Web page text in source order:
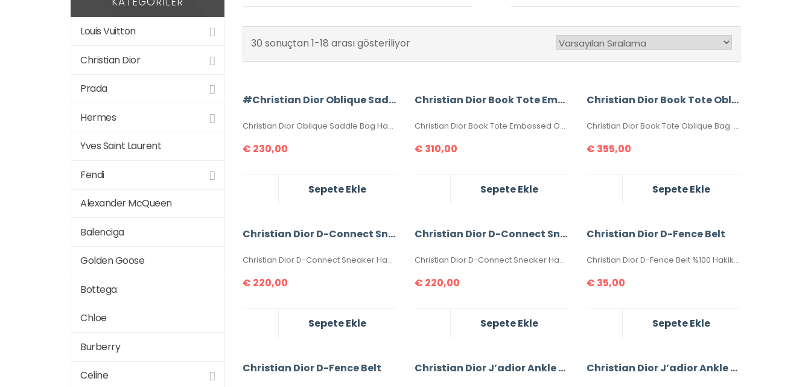
Louis Vuitton
Christian Dior
Prada
Hermes
Yves Saint Laurent
Fendi
Alexander McQueen
Balenciga
Golden Goose
Bottega
Chloe
Burberry
Celine
30 sonuçtan 1-18 arası gösteriliyor
#Christian Dior Oblique Saddle Bag
Christian Dior Oblique Saddle Bag Hakiki Deri. Aksesuarları eskitme, altın rengi, birinci sınıfdır, seri numaralıdır. Elde, kolda, omuzda veya çapraz taşımaya uygundur. Ebatı 25x20x6 cm dir. Kutulu, toz torbalı, sertifikalıdır. Uzun askı ile birlikte takımdır.
€ 230,00
Sepete Ekle
Christian Dior Book Tote Embossed Oblique Bag
Christian Dior Book Tote Embossed Oblique Bag %100 Hakiki Deri. En üst kalite, birebir üründür.Ebatı 41×32 cm dir.Toz torbalı ve sertifikalıdır.
€ 310,00
Sepete Ekle
Christian Dior Book Tote Oblique Bag
Christian Dior Book Tote Oblique Bag. En üst kalite, birebir üründür. Tamamı nakıştır, seri numaralıdır. Ebatı 41×32 cm dir. Toz torbalı, sertifikalıdır.
€ 355,00
Sepete Ekle
Christian Dior D-Connect Sneaker
Christian Dior D-Connect Sneaker Hakiki Deri İthal Ayakkabılar. Orijinaliyle birebir aynıdır. 36-37-38-39-40 numaralar mevcuttur. Standart kalıptır. Kutulu, toz torbalı, sertifikalıdır.
€ 220,00
Sepete Ekle
Christian Dior D-Connect Sneaker
Christian Dior D-Connect Sneaker Hakiki Deri İthal Ayakkabılar. Orijinaliyle birebir aynıdır. 36-37-38-39-40 numaralar mevcuttur. Standart kalıptır. Kutulu, toz torbalı, sertifikalıdır.
€ 220,00
Sepete Ekle
Christian Dior D-Fence Belt
Christian Dior D-Fence Belt %100 Hakiki Deri Bayan Kemer. İthal aksesuarlı, seri numaralıdır. 100-105-110-115-120-125 cm ölçüler mevcuttur. Genişliği 3 cm dir. Kutulu, sertifikalıdır.
€ 35,00
Sepete Ekle
Christian Dior D-Fence Belt Christian Dior J’adior Ankle Boots Christian Dior J’adior Ankle Boots